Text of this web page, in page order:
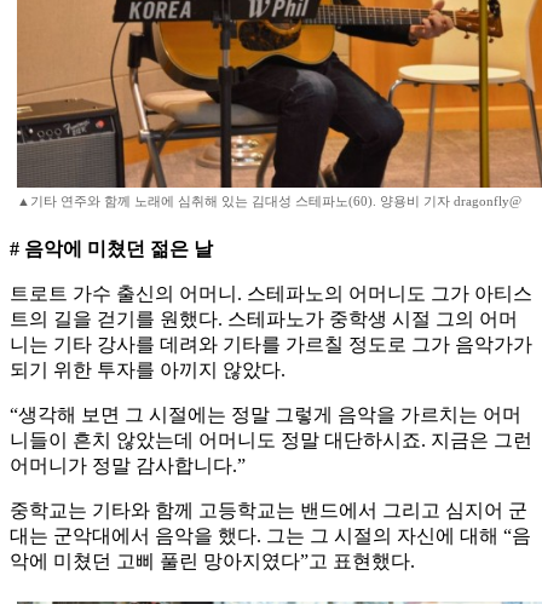
▲기타 연주와 함께 노래에 심취해 있는 김대성 스테파노(60). 양용비 기자 dragonfly@
# 음악에 미쳤던 젊은 날
트로트 가수 출신의 어머니. 스테파노의 어머니도 그가 아티스
트의 길을 걷기를 원했다. 스테파노가 중학생 시절 그의 어머
니는 기타 강사를 데려와 기타를 가르칠 정도로 그가 음악가가
되기 위한 투자를 아끼지 않았다.
“생각해 보면 그 시절에는 정말 그렇게 음악을 가르치는 어머
니들이 흔치 않았는데 어머니도 정말 대단하시죠. 지금은 그런
어머니가 정말 감사합니다.”
중학교는 기타와 함께 고등학교는 밴드에서 그리고 심지어 군
대는 군악대에서 음악을 했다. 그는 그 시절의 자신에 대해 “음
악에 미쳤던 고삐 풀린 망아지였다”고 표현했다.